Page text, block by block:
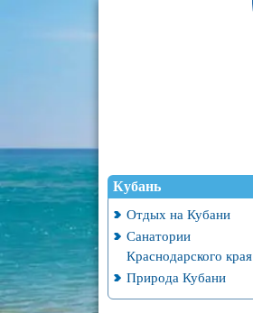
Кубань
Отдых на Кубани
Санатории
Краснодарского края
Природа Кубани